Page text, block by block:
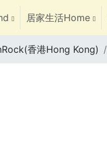
居家生活Home
香港Hong Kong)